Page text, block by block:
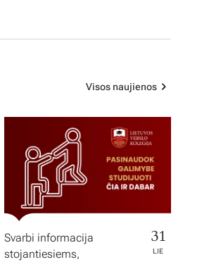
Visos naujienos
Svarbi informacija
stojantiesiems,
31
LIE